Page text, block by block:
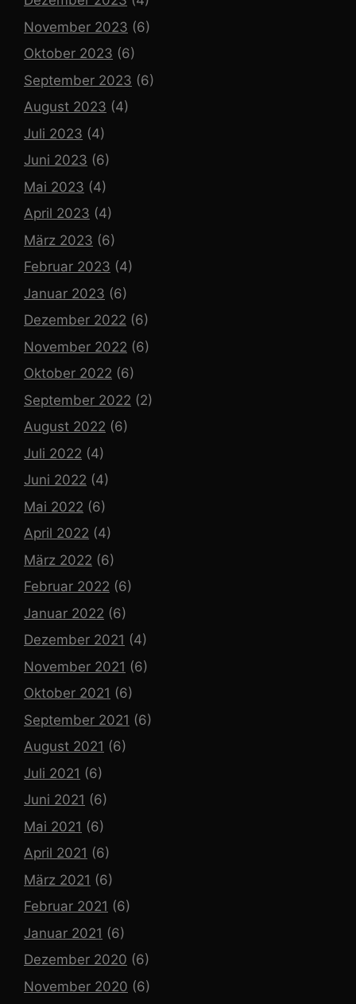
November 2023 (6)
Oktober 2023 (6)
September 2023 (6)
August 2023 (4)
Juli 2023 (4)
Juni 2023 (6)
Mai 2023 (4)
April 2023 (4)
März 2023 (6)
Februar 2023 (4)
Januar 2023 (6)
Dezember 2022 (6)
November 2022 (6)
Oktober 2022 (6)
September 2022 (2)
August 2022 (6)
Juli 2022 (4)
Juni 2022 (4)
Mai 2022 (6)
April 2022 (4)
März 2022 (6)
Februar 2022 (6)
Januar 2022 (6)
Dezember 2021 (4)
November 2021 (6)
Oktober 2021 (6)
September 2021 (6)
August 2021 (6)
Juli 2021 (6)
Juni 2021 (6)
Mai 2021 (6)
April 2021 (6)
März 2021 (6)
Februar 2021 (6)
Januar 2021 (6)
Dezember 2020 (6)
November 2020 (6)